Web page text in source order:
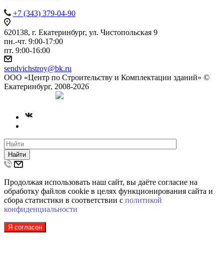
+7 (343) 379-04-90
620138, г. Екатеринбург, ул. Чистопольская 9
пн.-чт. 9:00-17:00
пт. 9:00-16:00
sendvichstroy@bk.ru
ООО «Центр по Строительству и Комплектации зданий» ©
Екатеринбург, 2008-2026
Найти
Продолжая использовать наш сайт, вы даёте согласие на
обработку файлов cookie в целях функционирования сайта и
сбора статистики в соответствии с политикой
конфиденциальности
Я согласен